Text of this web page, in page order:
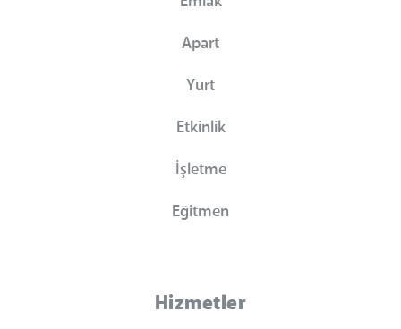
Apart
Yurt
Etkinlik
İşletme
Eğitmen
Hizmetler